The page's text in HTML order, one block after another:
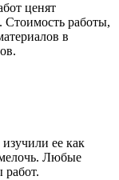
ценят
работы,
в
ее как
Любые